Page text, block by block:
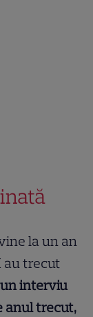
la un an
au trecut
interviu
anul trecut,